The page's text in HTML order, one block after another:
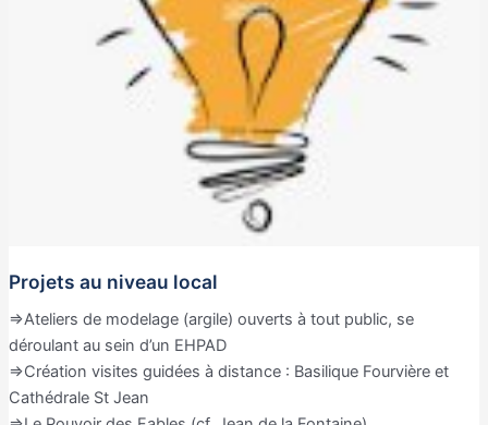
Projets au niveau local
=>Ateliers de modelage (argile) ouverts à tout public, se
déroulant au sein d’un EHPAD
=>Création visites guidées à distance : Basilique Fourvière et
Cathédrale St Jean